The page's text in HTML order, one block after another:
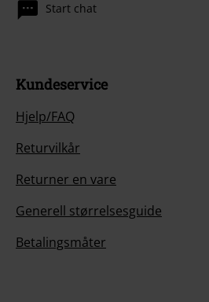
Start chat
Kundeservice
Hjelp/FAQ
Returvilkår
Returner en vare
Generell størrelsesguide
Betalingsmåter